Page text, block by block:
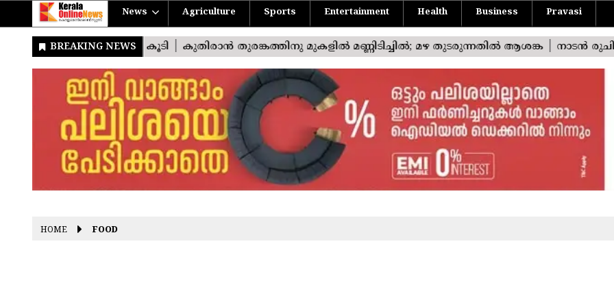
News Agriculture Sports Entertainment Health Business Pravasi
HOME FOOD